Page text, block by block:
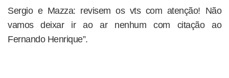
Sergio e Mazza: revisem os vts com atenção! Não
vamos deixar ir ao ar nenhum com citação ao
Fernando Henrique”.